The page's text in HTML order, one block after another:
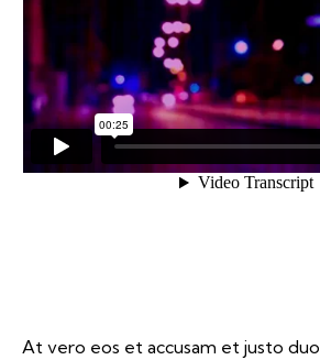
At vero eos et accusam et justo